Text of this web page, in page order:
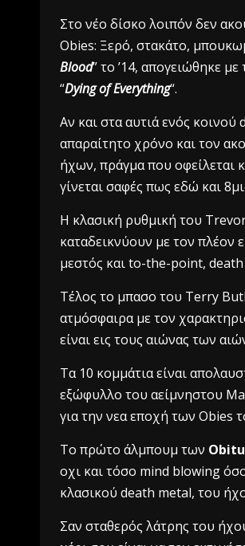
Στο νέο δίσκο λοιπόν δεν
Obies: Ξερό, στακάτο,
Blood” το ’14, απογειώθηκε με
“Dying of Everything“.
Αν και στα αυτιά ενός
απαραίτητο χρόνο και τον
ήχων, πράγμα που οφείλεται
γίνεται σαφές πως εδώ και
Η κλασική ρυθμική του
καταδεικνύουν με τον πλέον
μεστός και to-the-point,
Τέλος το μπασο του Terry
ατμόσφαιρα με τον
είναι εις τους αιώνας των
Τα 10 κομμάτια είναι
εξώφυλλο του αείμνηστου
για την νεα εποχή των Obies
To πρώτο άλμπουμ των
οχι και τόσο mind blowing
κλασικού death metal, του
Σαν σταθερός λάτρης του